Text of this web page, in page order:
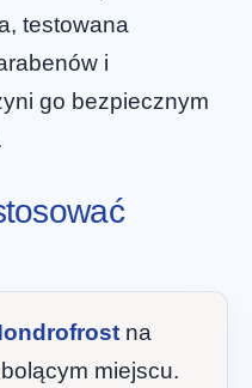
testowana
i
go bezpiecznym
na
miejscu.